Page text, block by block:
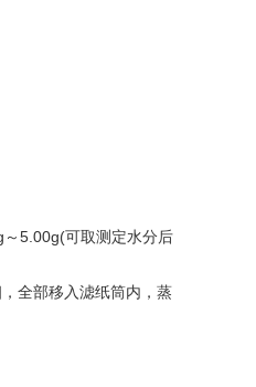
5.00g(可取测定水分后
全部移入滤纸筒内，蒸